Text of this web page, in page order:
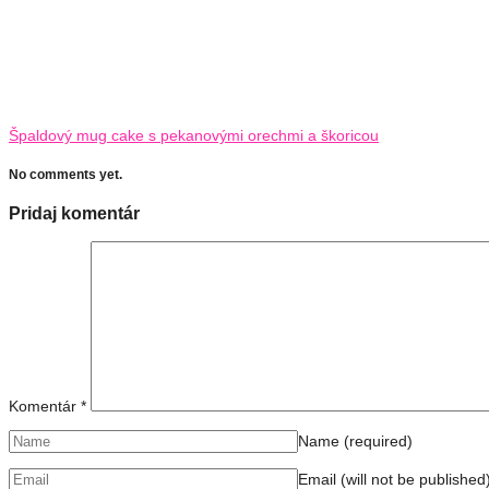
Špaldový mug cake s pekanovými orechmi a škoricou
No comments yet.
Pridaj komentár
Komentár *
Name (required)
Email (will not be published)